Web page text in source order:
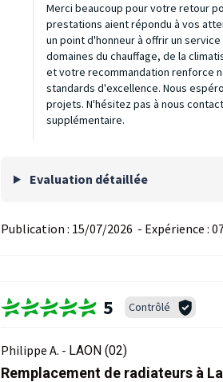
Merci beaucoup pour votre retour
prestations aient répondu à vos
un point d'honneur à offrir un
domaines du chauffage, de la
et votre recommandation renforce
standards d'excellence. Nous
projets. N'hésitez pas à nous
supplémentaire.
Evaluation détaillée
Publication : 15/07/2026 - Expérience :
5 Contrôlé
Philippe A. - LAON (02)
Remplacement de radiateurs à